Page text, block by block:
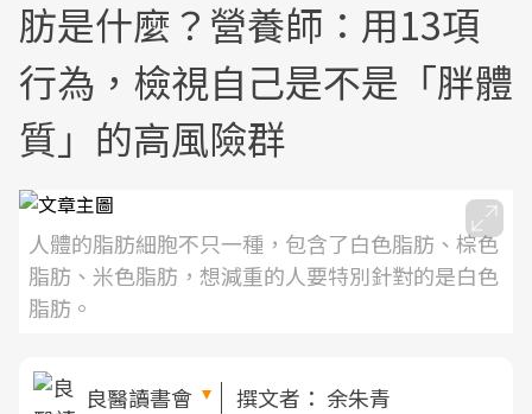
肪是什麼？營養師：用13項
行為，檢視自己是不是「胖體
質」的高風險群
人體的脂肪細胞不只一種，包含了白色脂肪、棕色
脂肪、米色脂肪，想減重的人要特別針對的是白色
脂肪。
良醫讀書會 撰文者： 余朱青